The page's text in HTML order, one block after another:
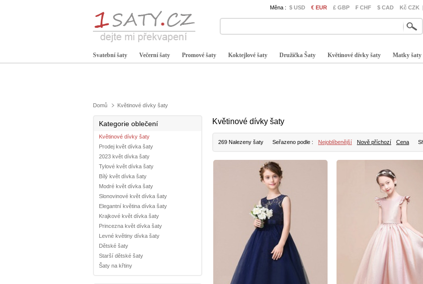
Měna : $ USD € EUR £ GBP ₣ CHF $ CAD Kč CZK
Svatební šaty Večerní šaty Promové šaty Koktejlové šaty Družička Šaty Květinové dívky šaty Matky šaty
Domů Květinové dívky šaty
Kategorie oblečení
Květinové dívky šaty
Prodej květ dívka šaty
2023 květ dívka šaty
Tylové květ dívka šaty
Bílý květ dívka šaty
Modré květ dívka šaty
Slonovinové květ dívka šaty
Elegantní květina dívka šaty
Krajkové květ dívka šaty
Princezna květ dívka šaty
Levné květiny dívka šaty
Dětské šaty
Starší dětské šaty
Šaty na křtiny
Květinové dívky šaty
269 Nalezeny šaty Seřazeno podle : Nejoblíbenější Nově příchozí Cena